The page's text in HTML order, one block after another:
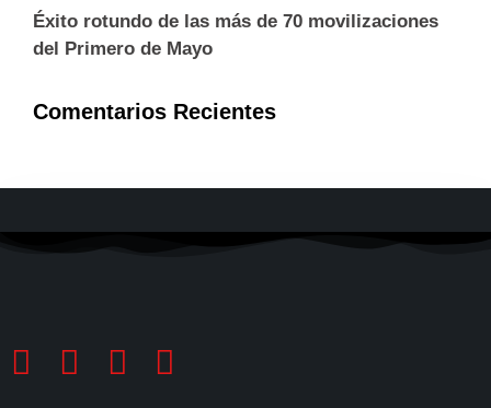
Éxito rotundo de las más de 70 movilizaciones
del Primero de Mayo
Comentarios Recientes